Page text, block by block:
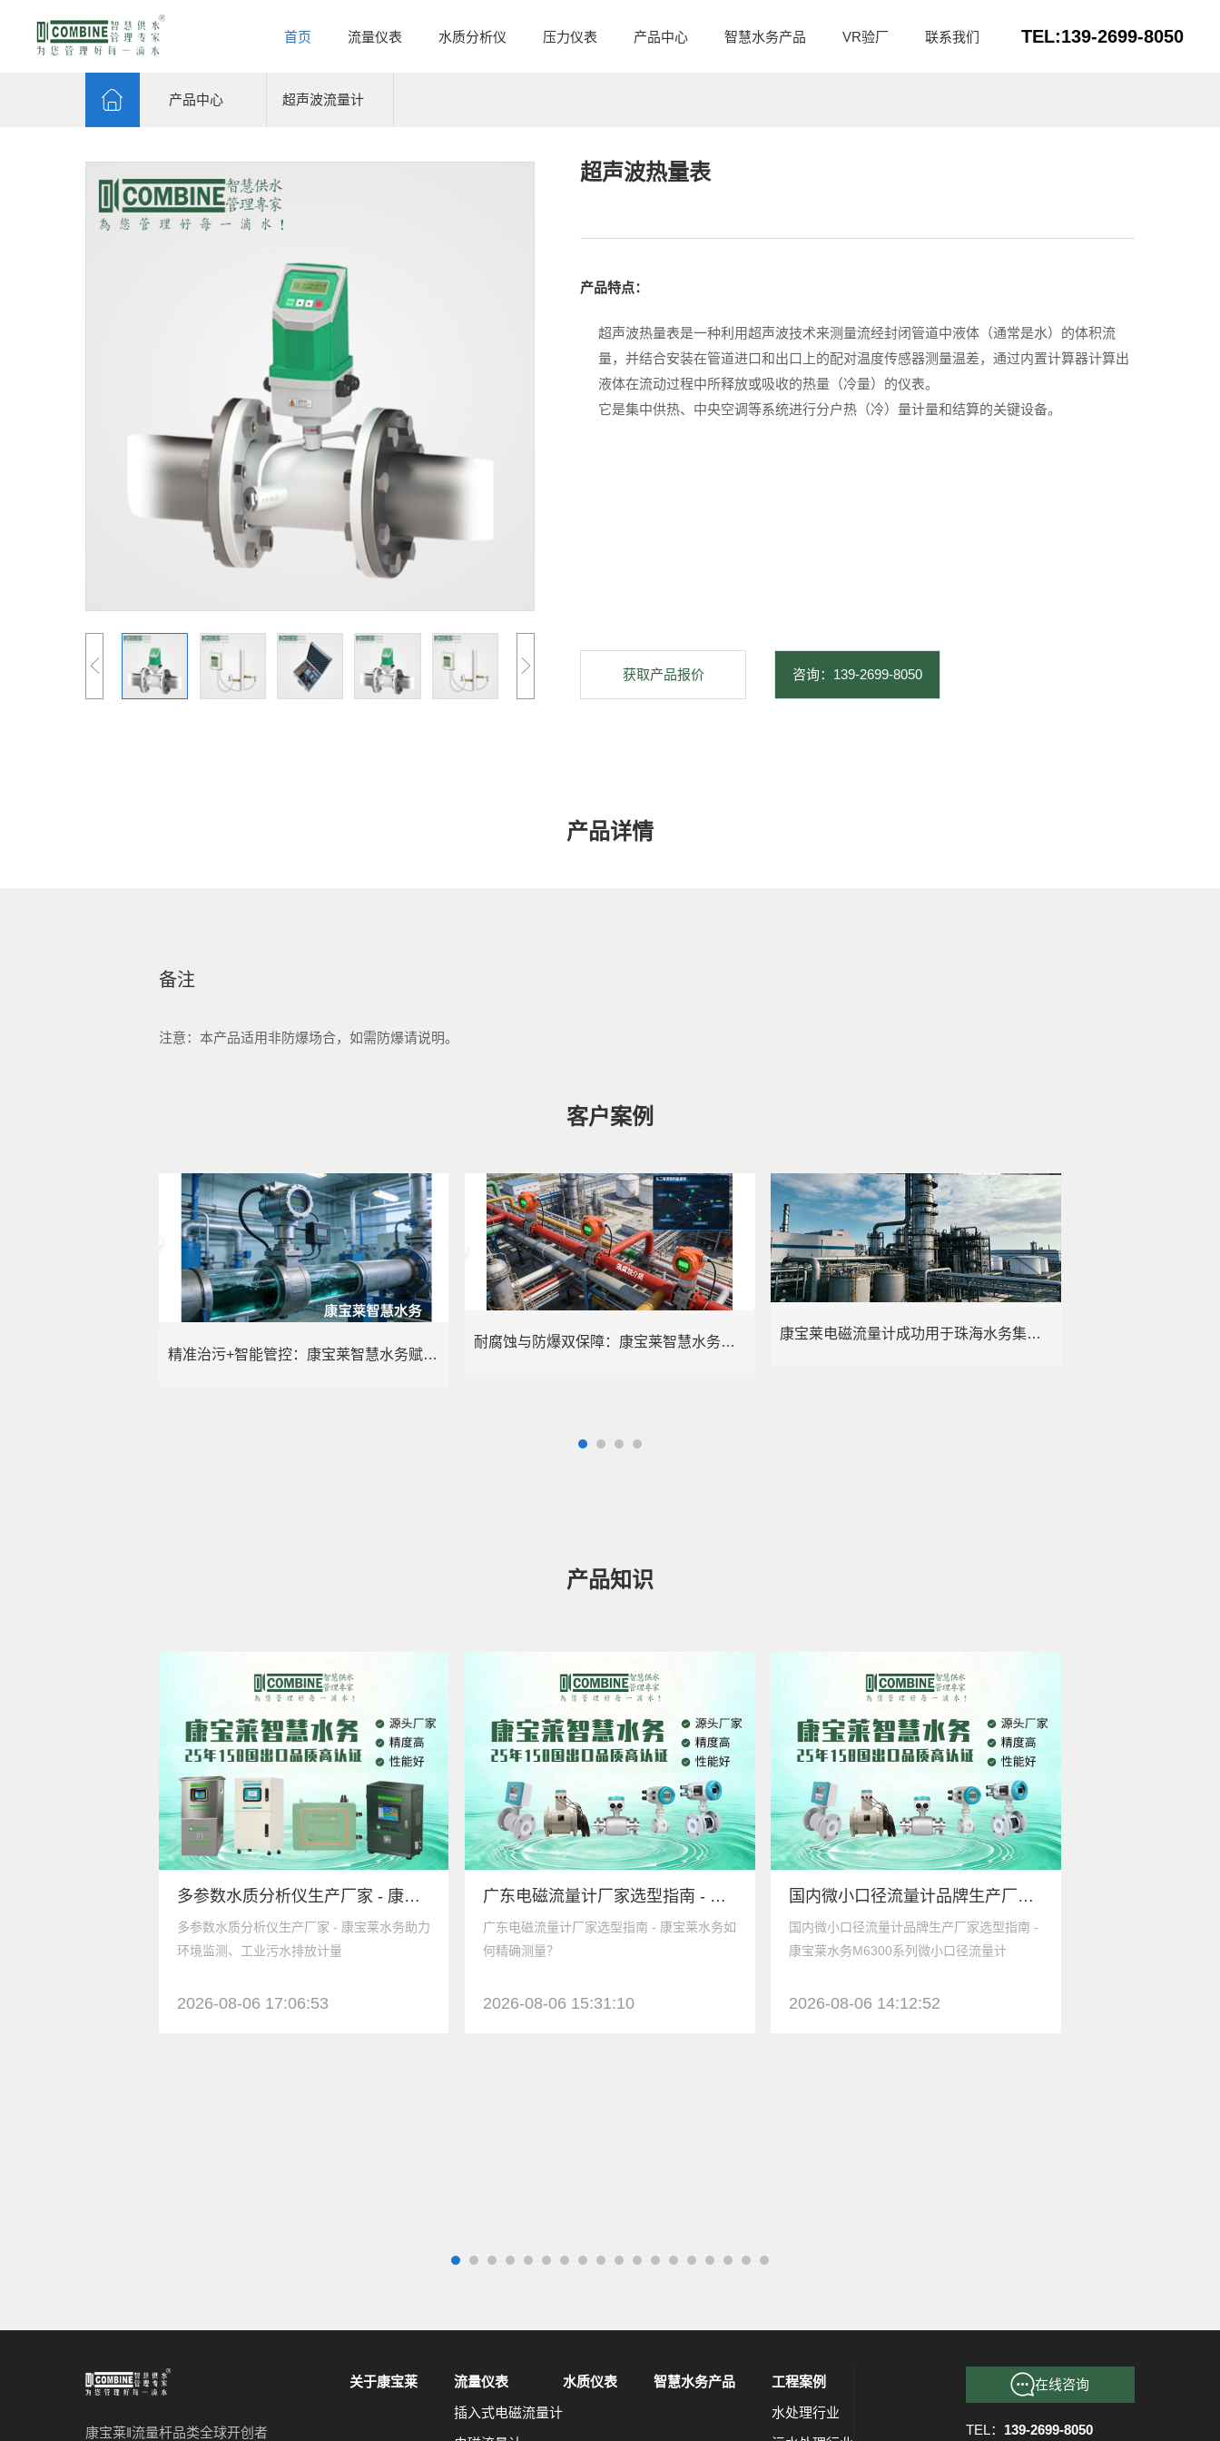
首页 流量仪表 水质分析仪 压力仪表 产品中心 智慧水务产品 VR验厂 联系我们 TEL:139-2699-8050
产品中心 超声波流量计
超声波热量表
产品特点：
超声波热量表是一种利用超声波技术来测量流经封闭管道中液体（通常是水）的‌体积流
量‌，并结合安装在管道进口和出口上的‌配对温度传感器‌测量温差，通过内置计算器计算出
液体在流动过程中所释放或吸收的‌热量（冷量）‌的仪表。
它是集中供热、中央空调等系统进行分户热（冷）量计量和结算的关键设备。
获取产品报价 咨询：139-2699-8050
产品详情
备注
注意：本产品适用非防爆场合，如需防爆请说明。
客户案例
精准治污+智能管控：康宝莱智慧水务赋能电镀行业绿色转型
耐腐蚀与防爆双保障：康宝莱智慧水务赋能化工行业精准计量
康宝莱电磁流量计成功用于珠海水务集团的DMA 分析​
产品知识
多参数水质分析仪生产厂家 - 康宝莱水务助力环境监测、工业污水排放计量
多参数水质分析仪生产厂家 - 康宝莱水务助力
环境监测、工业污水排放计量
2026-08-06 17:06:53
广东电磁流量计厂家选型指南 - 康宝莱水务如何精确测量？
广东电磁流量计厂家选型指南 - 康宝莱水务如
何精确测量？
2026-08-06 15:31:10
国内微小口径流量计品牌生产厂家选型指南 - 康宝莱水务M6300系列微小口径流量计
国内微小口径流量计品牌生产厂家选型指南 -
康宝莱水务M6300系列微小口径流量计
2026-08-06 14:12:52
康宝莱‖流量杆品类全球开创者
关于康宝莱
流量仪表
插入式电磁流量计
水质仪表 智慧水务产品
工程案例
水处理行业
在线咨询
TEL： 139-2699-8050